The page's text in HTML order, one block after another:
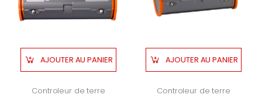
AJOUTER AU PANIER
Controleur de terre
AJOUTER AU PANIER
Controleur de terre